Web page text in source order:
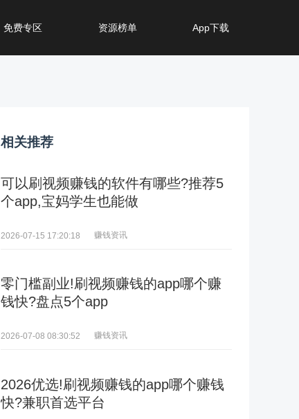
免费专区 资源榜单 App下载
相关推荐
可以刷视频赚钱的软件有哪些?推荐5
个app,宝妈学生也能做
2026-07-15 17:20:18 赚钱资讯
零门槛副业!刷视频赚钱的app哪个赚
钱快?盘点5个app
2026-07-08 08:30:52 赚钱资讯
2026优选!刷视频赚钱的app哪个赚钱
快?兼职首选平台